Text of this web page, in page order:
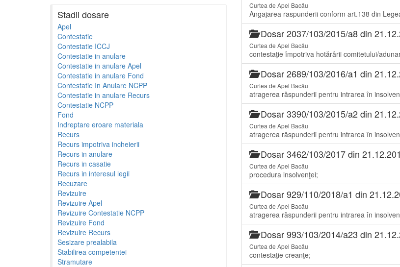
Stadii dosare
Apel
Contestatie
Contestatie ICCJ
Contestatie in anulare
Contestatie in anulare Apel
Contestatie in anulare Fond
Contestatie In Anulare NCPP
Contestatie in anulare Recurs
Contestatie NCPP
Fond
Indreptare eroare materiala
Recurs
Recurs impotriva incheierii
Recurs in anulare
Recurs in casatie
Recurs in interesul legii
Recuzare
Revizuire
Revizuire Apel
Revizuire Contestatie NCPP
Revizuire Fond
Revizuire Recurs
Sesizare prealabila
Stabilirea competentei
Stramutare
Curtea de Apel Bacău
Angajarea raspunderii conform art.138 din
Dosar 2037/103/2015/a8 din
Curtea de Apel Bacău
contestaţie împotriva hotărârii comitetului/
Dosar 2689/103/2016/a1 din
Curtea de Apel Bacău
atragerea răspunderii pentru intrarea în
Dosar 3390/103/2015/a2 din
Curtea de Apel Bacău
atragerea răspunderii pentru intrarea în
Dosar 3462/103/2017 din
Curtea de Apel Bacău
procedura insolvenţei;
Dosar 929/110/2018/a1 din
Curtea de Apel Bacău
atragerea răspunderii pentru intrarea în
Dosar 993/103/2014/a23 din
Curtea de Apel Bacău
contestaţie creanţe;